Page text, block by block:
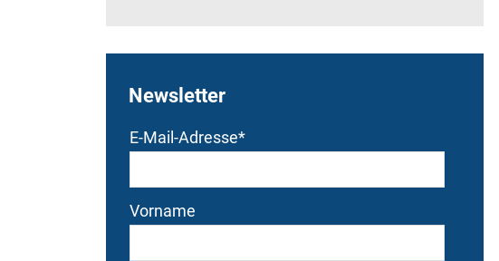
Newsletter
Bitte dieses Feld nicht
Bitte dieses Feld nicht
E-Mail-Adresse*
Vorname